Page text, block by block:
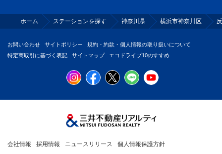
ホーム ステーションを探す 神奈川県 横浜市神奈川区
お問い合わせ サイトポリシー
規約・約款・個人情報の取り扱いについて
特定商取引に基づく表記
サイトマップ エコドライブ10のすすめ
会社情報 採用情報 ニュースリリース 個人情報保護方針